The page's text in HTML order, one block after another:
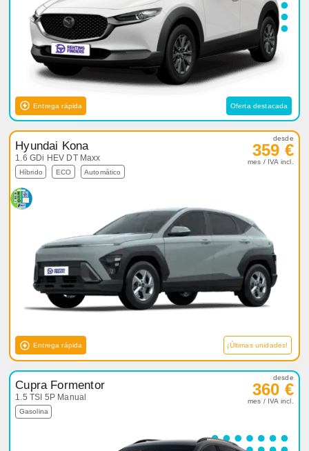
Entrega rápida Oferta destacada
Hyundai Kona
1.6 GDi HEV DT Maxx
Híbrido ECO Automático
desde
359 €
mes / IVA incl.
Entrega rápida ¡Últimas unidades!
Cupra Formentor
1.5 TSI 5P Manual
Gasolina
desde
360 €
mes / IVA incl.